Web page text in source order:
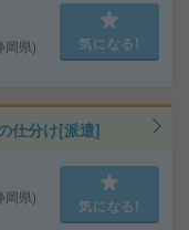
岡県)
気になる!
仕分け[派遣]
岡県)
気になる!